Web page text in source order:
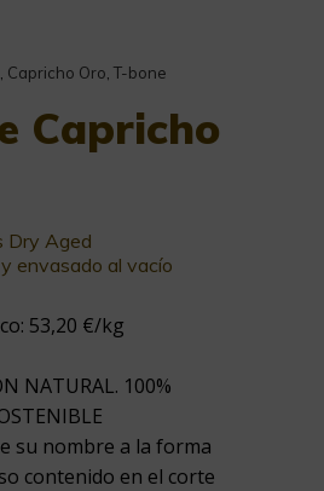
Capricho Oro T-bone
Capricho
Dry Aged
envasado al vacío
53,20 €/kg
NATURAL. 100%
su nombre a la forma
contenido en el corte